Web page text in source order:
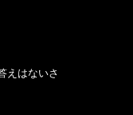
えはないさ